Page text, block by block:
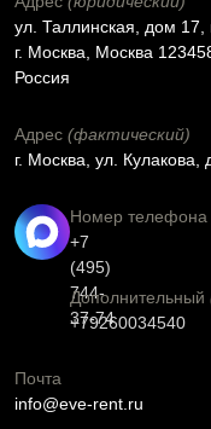
ул. Таллинская, дом 17,
г. Москва, Москва
Россия
Адрес (фактический)
г. Москва, ул.
Номер телефона
+7
(495)
744-
37-74
Дополнительный
+79260034540
Почта
info@eve-rent.ru